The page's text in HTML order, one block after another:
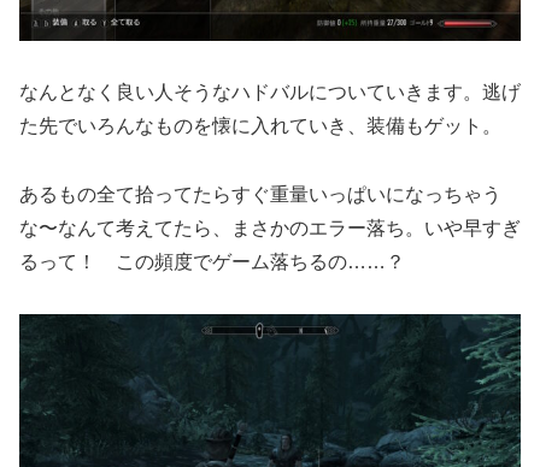
なんとなく良い人そうなハドバルについていきます。逃げ
た先でいろんなものを懐に入れていき、装備もゲット。
あるもの全て拾ってたらすぐ重量いっぱいになっちゃう
な〜なんて考えてたら、まさかのエラー落ち。いや早すぎ
るって！ この頻度でゲーム落ちるの……？